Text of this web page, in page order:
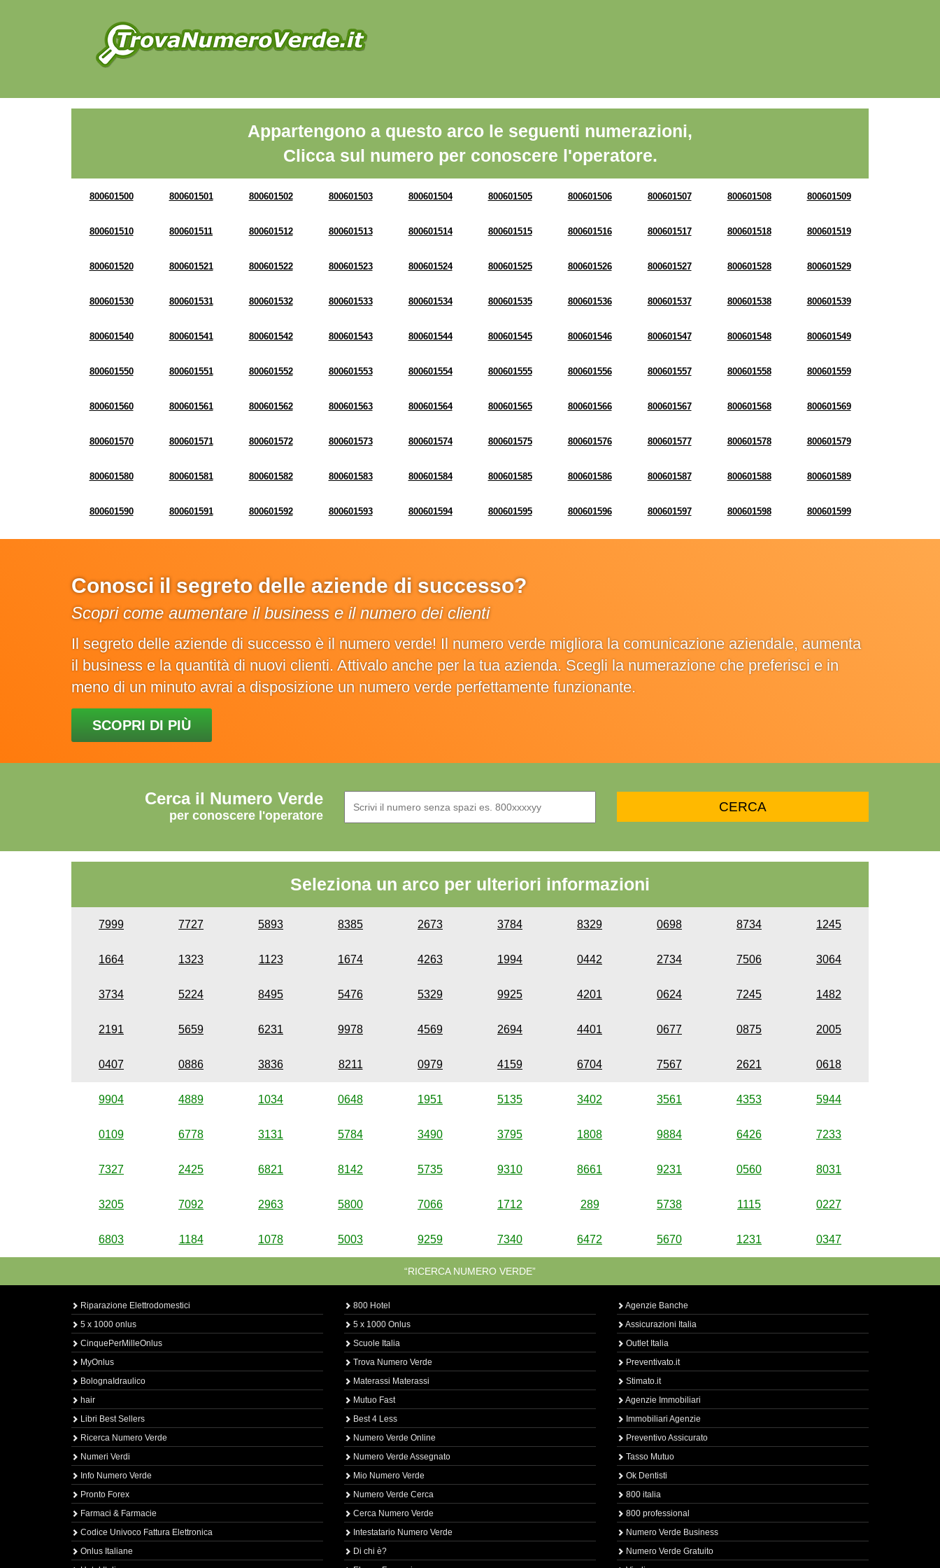
Appartengono a questo arco le seguenti numerazioni,
Clicca sul numero per conoscere l'operatore.
800601500 800601501 800601502 800601503 800601504 800601505 800601506 800601507 800601508 800601509
800601510 800601511 800601512 800601513 800601514 800601515 800601516 800601517 800601518 800601519
800601520 800601521 800601522 800601523 800601524 800601525 800601526 800601527 800601528 800601529
800601530 800601531 800601532 800601533 800601534 800601535 800601536 800601537 800601538 800601539
800601540 800601541 800601542 800601543 800601544 800601545 800601546 800601547 800601548 800601549
800601550 800601551 800601552 800601553 800601554 800601555 800601556 800601557 800601558 800601559
800601560 800601561 800601562 800601563 800601564 800601565 800601566 800601567 800601568 800601569
800601570 800601571 800601572 800601573 800601574 800601575 800601576 800601577 800601578 800601579
800601580 800601581 800601582 800601583 800601584 800601585 800601586 800601587 800601588 800601589
800601590 800601591 800601592 800601593 800601594 800601595 800601596 800601597 800601598 800601599
Conosci il segreto delle aziende di successo?
Scopri come aumentare il business e il numero dei clienti
Il segreto delle aziende di successo è il numero verde! Il numero verde migliora la comunicazione aziendale, aumenta
il business e la quantità di nuovi clienti. Attivalo anche per la tua azienda. Scegli la numerazione che preferisci e in
meno di un minuto avrai a disposizione un numero verde perfettamente funzionante.
SCOPRI DI PIÙ
Cerca il Numero Verde
per conoscere l'operatore
Seleziona un arco per ulteriori informazioni
7999 7727 5893 8385 2673 3784 8329 0698 8734 1245
1664 1323 1123 1674 4263 1994 0442 2734 7506 3064
3734 5224 8495 5476 5329 9925 4201 0624 7245 1482
2191 5659 6231 9978 4569 2694 4401 0677 0875 2005
0407 0886 3836 8211 0979 4159 6704 7567 2621 0618
9904 4889 1034 0648 1951 5135 3402 3561 4353 5944
0109 6778 3131 5784 3490 3795 1808 9884 6426 7233
7327 2425 6821 8142 5735 9310 8661 9231 0560 8031
3205 7092 2963 5800 7066 1712 289 5738 1115 0227
6803 1184 1078 5003 9259 7340 6472 5670 1231 0347
“RICERCA NUMERO VERDE”
Riparazione Elettrodomestici
5 x 1000 onlus
CinquePerMilleOnlus
MyOnlus
BolognaIdraulico
hair
Libri Best Sellers
Ricerca Numero Verde
Numeri Verdi
Info Numero Verde
Pronto Forex
Farmaci & Farmacie
Codice Univoco Fattura Elettronica
Onlus Italiane
800 Hotel
5 x 1000 Onlus
Scuole Italia
Trova Numero Verde
Materassi Materassi
Mutuo Fast
Best 4 Less
Numero Verde Online
Numero Verde Assegnato
Mio Numero Verde
Numero Verde Cerca
Cerca Numero Verde
Intestatario Numero Verde
Di chi è?
Agenzie Banche
Assicurazioni Italia
Outlet Italia
Preventivato.it
Stimato.it
Agenzie Immobiliari
Immobiliari Agenzie
Preventivo Assicurato
Tasso Mutuo
Ok Dentisti
800 italia
800 professional
Numero Verde Business
Numero Verde Gratuito